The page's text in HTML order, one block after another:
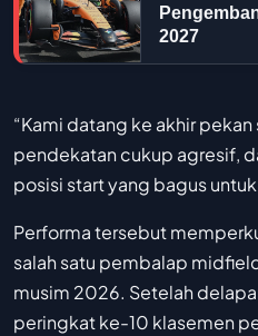
2027
“Kami datang ke akhir
pendekatan cukup agresif,
posisi start yang bagus
Performa tersebut
salah satu pembalap
musim 2026. Setelah
peringkat ke-10 klasemen